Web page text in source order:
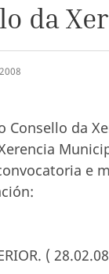
da
2008
Consello da
e
(